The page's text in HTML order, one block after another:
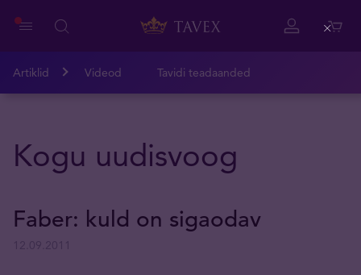
Artiklid Videod Tavidi teadaanded
Kogu uudisvoog
Faber: kuld on sigaodav
Close